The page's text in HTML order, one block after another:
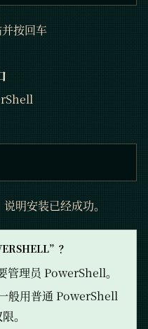
按回车
明安装已经成功。
？
管理员 PowerShell。
般用普通 PowerShell
。